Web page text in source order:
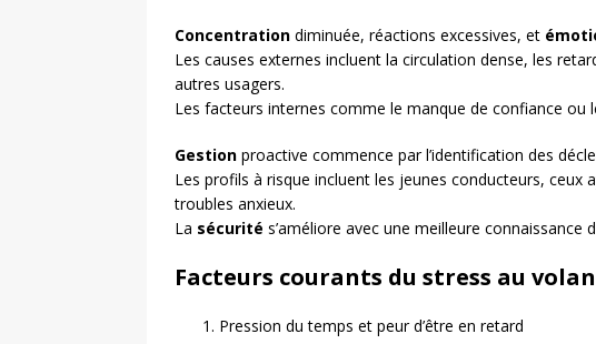
Concentration diminuée, réactions excessives, et
Les causes externes incluent la circulation dense, les
autres usagers.
Les facteurs internes comme le manque de confiance ou
Gestion proactive commence par l’identification des
Les profils à risque incluent les jeunes conducteurs, ceux
troubles anxieux.
La sécurité s’améliore avec une meilleure connaissance
Facteurs courants du stress au
Pression du temps et peur d’être en retard